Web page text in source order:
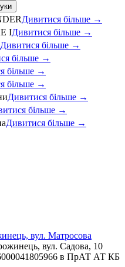
Дивитися більше →
IДивитися більше →
Дивитися більше →
більше →
більше →
більше →
Дивитися більше →
більше →
Дивитися більше →
вул. Матросова
вул. Садова, 10
в ПрАТ АТ КБ